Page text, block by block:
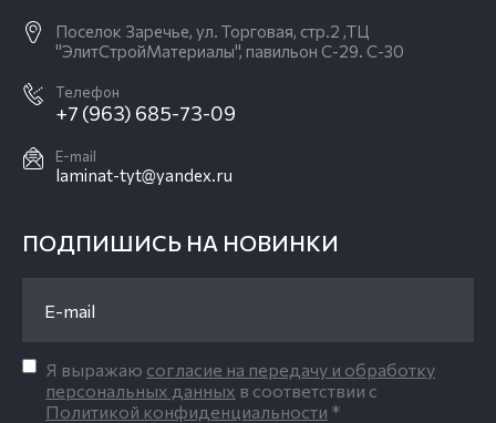
Поселок Заречье, ул. Торговая, стр.2 ,ТЦ
"ЭлитСтройМатериалы", павильон С-29. С-30
Телефон
+7 (963) 685-73-09
E-mail
laminat-tyt@yandex.ru
ПОДПИШИСЬ НА НОВИНКИ
Я выражаю согласие на передачу и обработку
персональных данных в соответствии с
Политикой конфиденциальности *